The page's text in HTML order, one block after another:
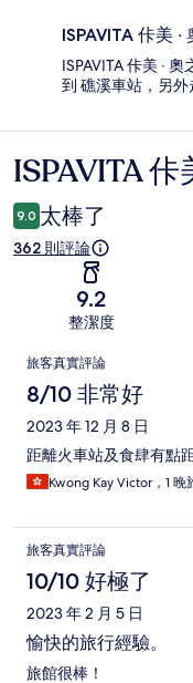
ISPAVITA 佧美
ISPAVITA 佧美 ‧
到 礁溪車站，另外
評
論
ISPAVITA
9.0 太棒了
362 則評論
9.2
整潔度
評
論
旅客真實評論
8/10 非常好
2023 年 12 月 8 日
距離火車站及食肆有點
Kwong Kay Victor，1 晚
旅客真實評論
10/10 好極了
2023 年 2 月 5 日
愉快的旅行經驗。
旅館很棒！